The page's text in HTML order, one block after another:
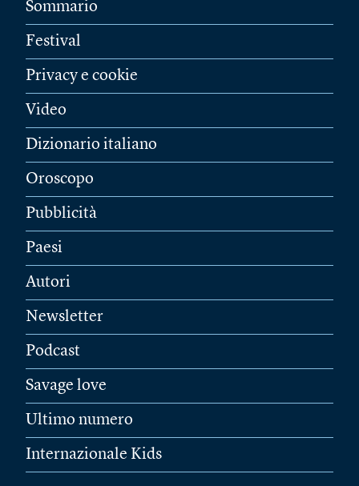
Sommario
Festival
Privacy e cookie
Video
Dizionario italiano
Oroscopo
Pubblicità
Paesi
Autori
Newsletter
Podcast
Savage love
Ultimo numero
Internazionale Kids